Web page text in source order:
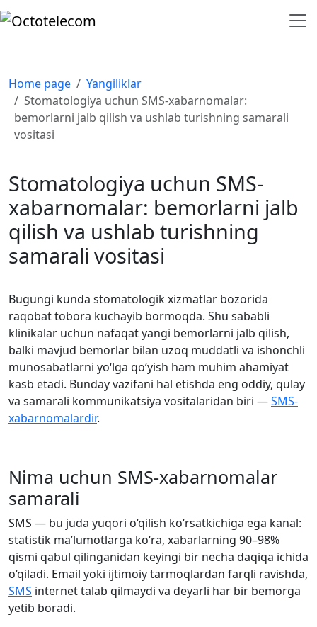
Home page
Yangiliklar
Stomatologiya uchun SMS-xabarnomalar:
bemorlarni jalb qilish va ushlab turishning samarali
vositasi
Stomatologiya uchun SMS-
xabarnomalar: bemorlarni jalb
qilish va ushlab turishning
samarali vositasi
Bugungi kunda stomatologik xizmatlar bozorida
raqobat tobora kuchayib bormoqda. Shu sababli
klinikalar uchun nafaqat yangi bemorlarni jalb qilish,
balki mavjud bemorlar bilan uzoq muddatli va ishonchli
munosabatlarni yo‘lga qo‘yish ham muhim ahamiyat
kasb etadi. Bunday vazifani hal etishda eng oddiy, qulay
va samarali kommunikatsiya vositalaridan biri —SMS-
xabarnomalardir.
Nima uchun SMS-xabarnomalar
samarali
SMS — bu juda yuqori o‘qilish ko‘rsatkichiga ega kanal:
statistik ma’lumotlarga ko‘ra, xabarlarning 90–98%
qismi qabul qilinganidan keyingi bir necha daqiqa ichida
o‘qiladi. Email yoki ijtimoiy tarmoqlardan farqli ravishda,
SMS internet talab qilmaydi va deyarli har bir bemorga
yetib boradi.